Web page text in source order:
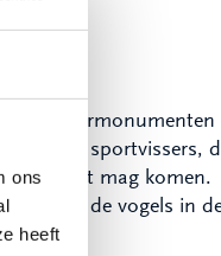
ons
heeft
Natuurmonumenten
zijn het sportvissers,
je er niet mag komen.
voor de vogels in